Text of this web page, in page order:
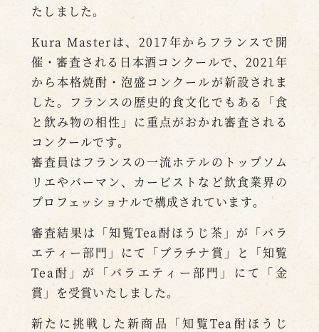
たしました。
Kura Masterは、2017年からフランスで開
催・審査される日本酒コンクールで、2021年
から本格焼酎・泡盛コンクールが新設されま
した。フランスの歴史的食文化でもある「食
と飲み物の相性」に重点がおかれ審査される
コンクールです。
審査員はフランスの一流ホテルのトップソム
リエやバーマン、カービストなど飲食業界の
プロフェッショナルで構成されています。
審査結果は「知覧Tea酎ほうじ茶」が「バラ
エティー部門」にて「プラチナ賞」と「知覧
Tea酎」が「バラエティー部門」にて「金
賞」を受賞いたしました。
新たに挑戦した新商品「知覧Tea酎ほうじ